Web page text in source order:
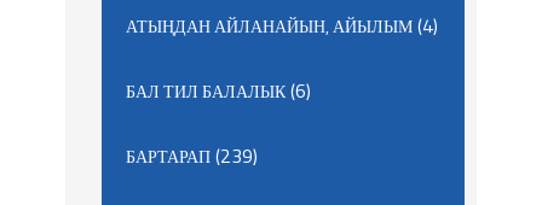
АТЫҢДАН АЙЛАНАЙЫН, АЙЫЛЫМ(4)
БАЛ ТИЛ БАЛАЛЫК(6)
БАРТАРАП(239)